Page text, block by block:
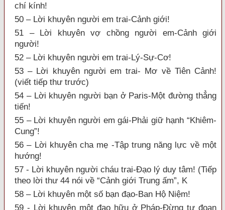
chí kính!
50 – Lời khuyên người em trai-Cảnh giới!
51 – Lời khuyên vợ chồng người em-Cảnh giới
người!
52 – Lời khuyên người em trai-Lý-Sự-Cơ!
53 – Lời khuyên người em trai- Mơ về Tiên Cảnh!
(viết tiếp thư trước)
54 – Lời khuyên người bạn ở Paris-Một đường thẳng
tiến!
55 – Lời khuyên người em gái-Phải giữ hạnh “Khiêm-
Cung”!
56 – Lời khuyên cha mẹ -Tập trung năng lực về một
hướng!
57 - Lời khuyên người cháu trai-Đạo lý duy tâm! (Tiếp
theo lời thư 44 nói về “Cảnh giới Trung ấm”, K
58 – Lời khuyên một số bạn đạo-Ban Hộ Niệm!
59 - Lời khuyên một đạo hữu ở Pháp-Đừng tự đoạn